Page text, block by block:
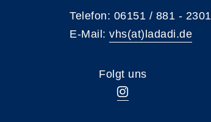
Telefon: 06151 / 881 - 2301
E-Mail: vhs(at)ladadi.de
Folgt uns